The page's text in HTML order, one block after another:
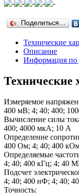
Поделиться…
Технические
Описание
Информация по
Технические
Измеряемое
400 мВ; 4; 40; 400;
Вычисление силы
400; 4000 мкА; 10 А
Определение
400 Ом; 4; 40; 400
Определяемые
4; 40; 400 кГц; 4; 40
Подсчет
4; 40; 400 нФ; 4; 40;
Точность: